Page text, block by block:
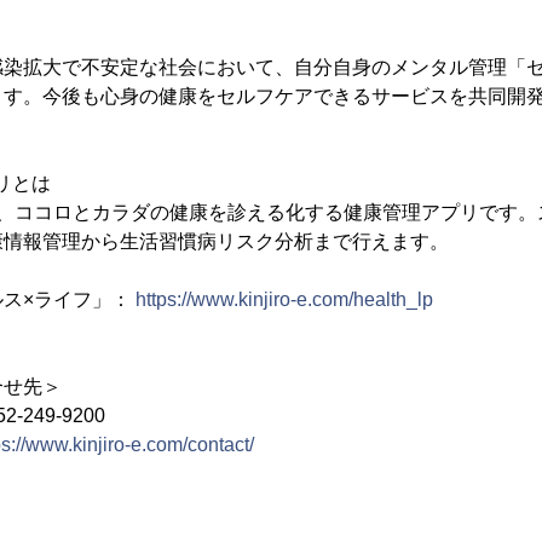
拡大で不安定な社会において、自分自身のメンタル管理「
。今後も心身の健康をセルフケアできるサービスを共同開
とは
ココロとカラダの健康を診える化する健康管理アプリです
報管理から生活習慣病リスク分析まで行えます。
×ライフ」： https://www.kinjiro-e.com/health_lp
先＞
249-9200
www.kinjiro-e.com/contact/